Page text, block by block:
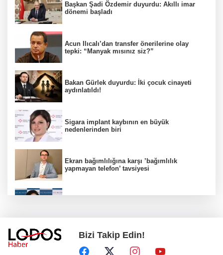
Başkan Şadi Özdemir duyurdu: Akıllı imar
dönemi başladı
Acun Ilıcalı’dan transfer önerilerine olay
tepki: “Manyak mısınız siz?”
Bakan Gürlek duyurdu: İki çocuk cinayeti
aydınlatıldı!
Sigara implant kaybının en büyük
nedenlerinden biri
Ekran bağımlılığına karşı ’bağımlılık
yapmayan telefon’ tavsiyesi
2 çocuğun ölümünde gerçek ortaya çıktı!
Gürlek açıkladı!
Bizi Takip Edin!